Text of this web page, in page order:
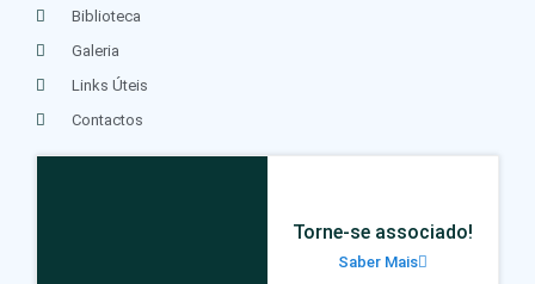
Biblioteca
Galeria
Links Úteis
Contactos
Torne-se associado!
Saber Mais